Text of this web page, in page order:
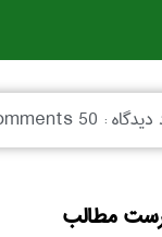
دیدگاه : 50 Comments
مطالب